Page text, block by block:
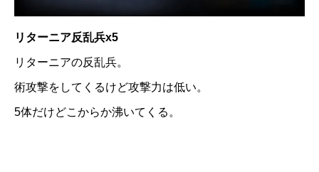
リターニア反乱兵x5
リターニアの反乱兵。
術攻撃をしてくるけど攻撃力は低い。
5体だけどこからか沸いてくる。